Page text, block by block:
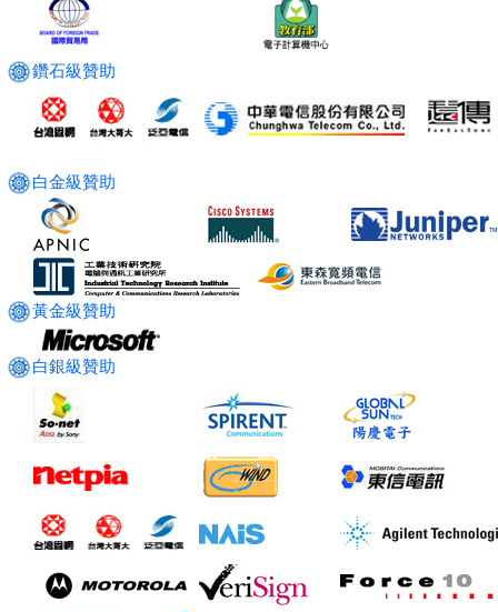
鑽石級贊助
白金級贊助
黃金級贊助
白銀級贊助